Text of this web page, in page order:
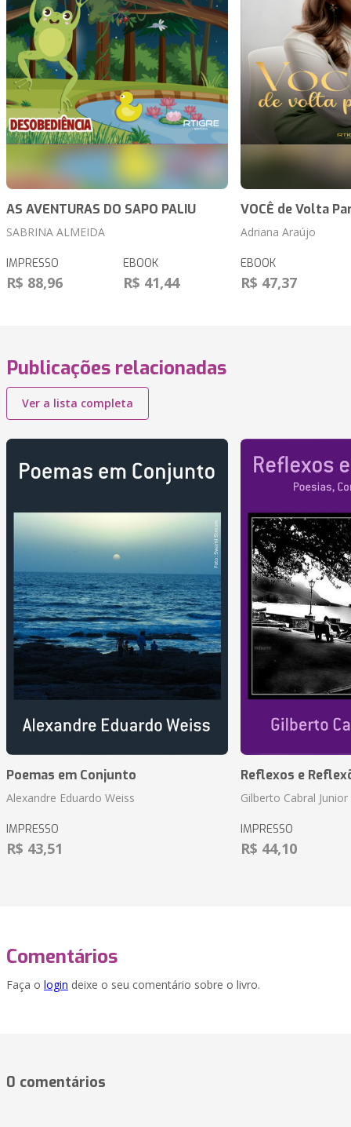
AS AVENTURAS DO SAPO PALIU
SABRINA ALMEIDA
IMPRESSO
R$ 88,96
EBOOK
R$ 41,44
VOCÊ de Volta
Adriana Araújo
EBOOK
R$ 47,37
Publicações relacionadas
Ver a lista completa
Poemas em Conjunto
Alexandre Eduardo Weiss
IMPRESSO
R$ 43,51
Reflexos e
Gilberto Cabral Junior
IMPRESSO
R$ 44,10
Comentários
Faça o login deixe o seu comentário sobre o livro.
0 comentários